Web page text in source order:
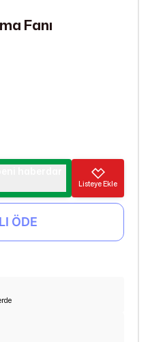
Fanı
Listeye Ekle